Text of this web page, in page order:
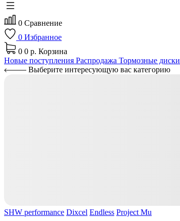
0 Сравнение
0 Избранное
0 0 р. Корзина
Новые поступления Распродажа Тормозные диски
Выберите интересующую вас категорию
SHW performance Dixcel Endless Project Mu